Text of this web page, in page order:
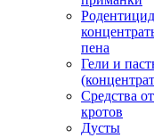
пена
Гели и
Средства от
кротов
Дусты